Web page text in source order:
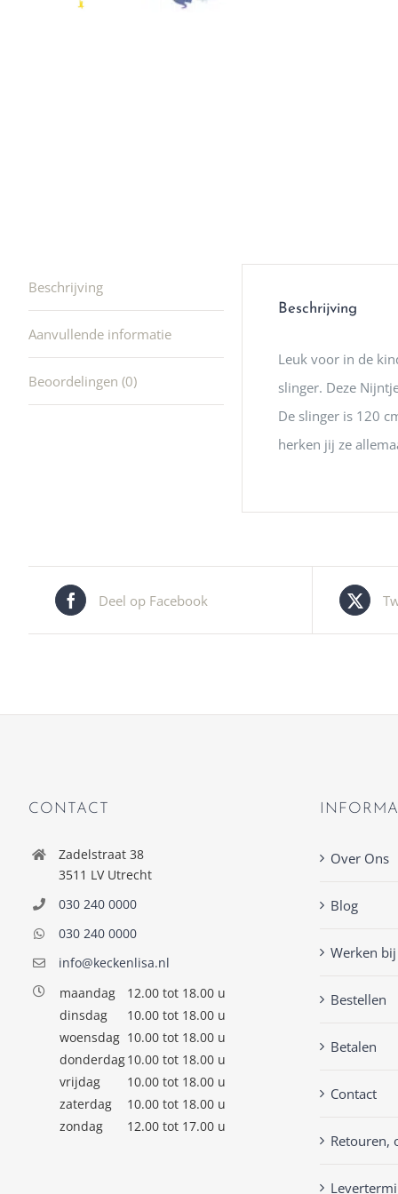
Beschrijving
Aanvullende informatie
Beoordelingen (0)
Beschrijving
Leuk voor in de
slinger. Deze
De slinger is 120
herken jij ze
Deel op Facebook
CONTACT
Zadelstraat 38
3511 LV Utrecht
030 240 0000
030 240 0000
info@keckenlisa.nl
maandag
12.00 tot 18.00 u
dinsdag
10.00 tot 18.00 u
woensdag 10.00 tot 18.00 u
donderdag10.00 tot 18.00 u
vrijdag
10.00 tot 18.00 u
zaterdag
10.00 tot 18.00 u
zondag
12.00 tot 17.00 u
Over Ons
Blog
Werken bij
Bestellen
Betalen
Contact
Retouren,